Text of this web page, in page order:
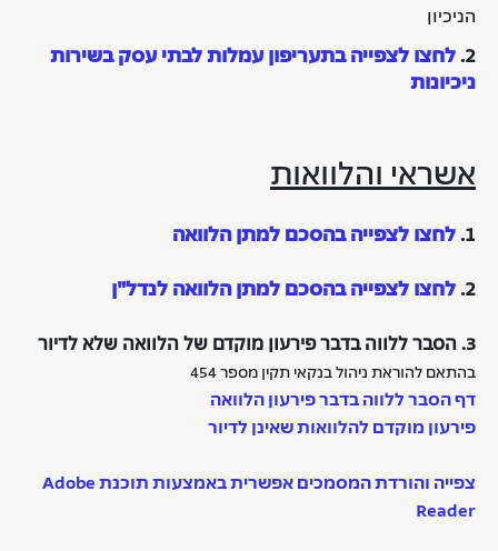
הניכיון
2. לחצו לצפייה בתעריפון עמלות לבתי עסק בשירות
ניכיונות
אשראי והלוואות
1. לחצו לצפייה בהסכם למתן הלוואה
2. לחצו לצפייה בהסכם למתן הלוואה לנדל"ן
3. הסבר ללווה בדבר פירעון מוקדם של הלוואה שלא לדיור
בהתאם להוראת ניהול בנקאי תקין מספר 454
דף הסבר ללווה בדבר פירעון הלוואה
פירעון מוקדם להלוואות שאינן לדיור
צפייה והורדת המסמכים אפשרית באמצעות תוכנת Adobe
Reader